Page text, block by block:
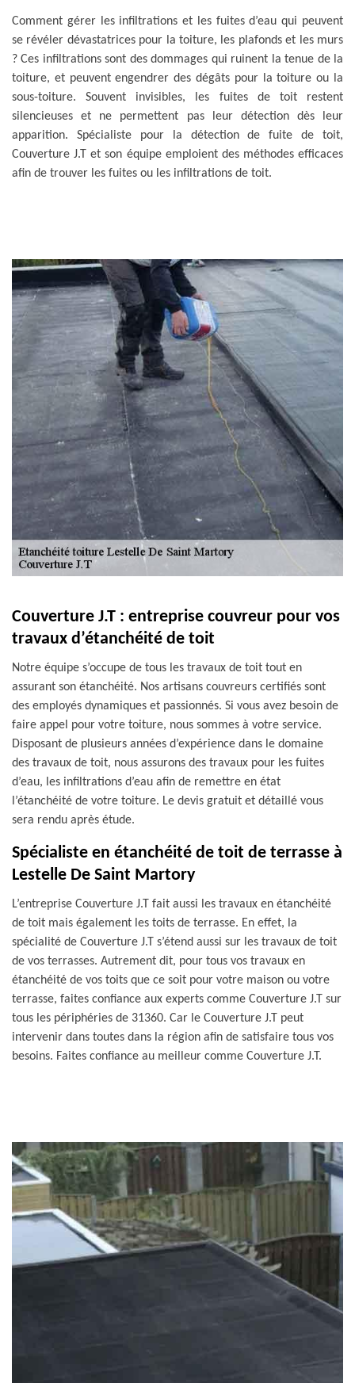
Comment gérer les infiltrations et les fuites d’eau qui peuvent
se révéler dévastatrices pour la toiture, les plafonds et les murs
? Ces infiltrations sont des dommages qui ruinent la tenue de la
toiture, et peuvent engendrer des dégâts pour la toiture ou la
sous-toiture. Souvent invisibles, les fuites de toit restent
silencieuses et ne permettent pas leur détection dès leur
apparition. Spécialiste pour la détection de fuite de toit,
Couverture J.T et son équipe emploient des méthodes efficaces
afin de trouver les fuites ou les infiltrations de toit.
Couverture J.T : entreprise couvreur pour vos
travaux d’étanchéité de toit
Notre équipe s’occupe de tous les travaux de toit tout en
assurant son étanchéité. Nos artisans couvreurs certifiés sont
des employés dynamiques et passionnés. Si vous avez besoin de
faire appel pour votre toiture, nous sommes à votre service.
Disposant de plusieurs années d’expérience dans le domaine
des travaux de toit, nous assurons des travaux pour les fuites
d’eau, les infiltrations d’eau afin de remettre en état
l’étanchéité de votre toiture. Le devis gratuit et détaillé vous
sera rendu après étude.
Spécialiste en étanchéité de toit de terrasse à
Lestelle De Saint Martory
L’entreprise Couverture J.T fait aussi les travaux en étanchéité
de toit mais également les toits de terrasse. En effet, la
spécialité de Couverture J.T s’étend aussi sur les travaux de toit
de vos terrasses. Autrement dit, pour tous vos travaux en
étanchéité de vos toits que ce soit pour votre maison ou votre
terrasse, faites confiance aux experts comme Couverture J.T sur
tous les périphéries de 31360. Car le Couverture J.T peut
intervenir dans toutes dans la région afin de satisfaire tous vos
besoins. Faites confiance au meilleur comme Couverture J.T.